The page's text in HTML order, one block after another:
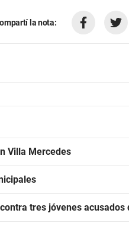
la nota:
Villa Mercedes
tres jóvenes acusados